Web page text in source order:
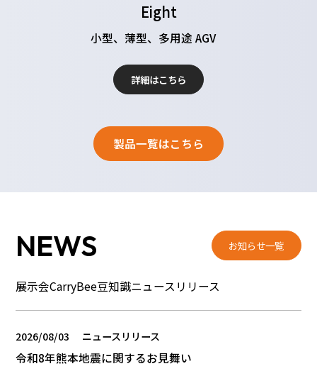
Eight
小型、薄型、多用途 AGV
詳細はこちら
製品一覧はこちら
NEWS お知らせ一覧
展示会CarryBee豆知識ニュースリリース
2026/08/03 ニュースリリース
令和8年熊本地震に関するお見舞い